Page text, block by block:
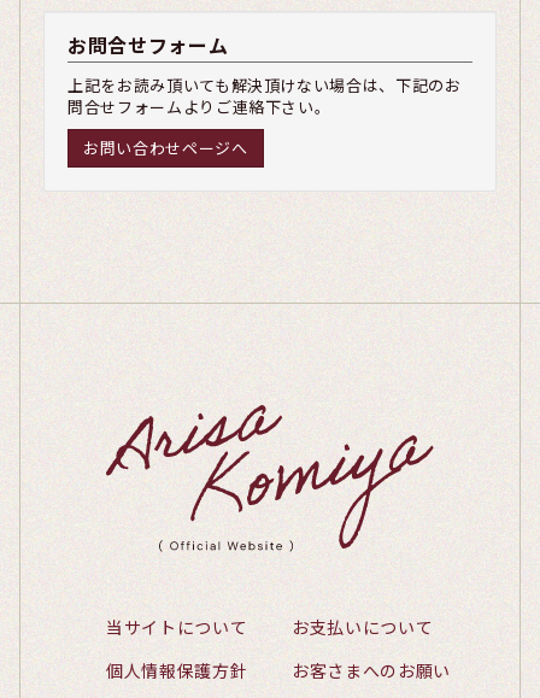
お問合せフォーム
上記をお読み頂いても解決頂けない場合は、下記のお
問合せフォームよりご連絡下さい。
お問い合わせページへ
当サイトについて
お支払いについて
個人情報保護方針
お客さまへのお願い